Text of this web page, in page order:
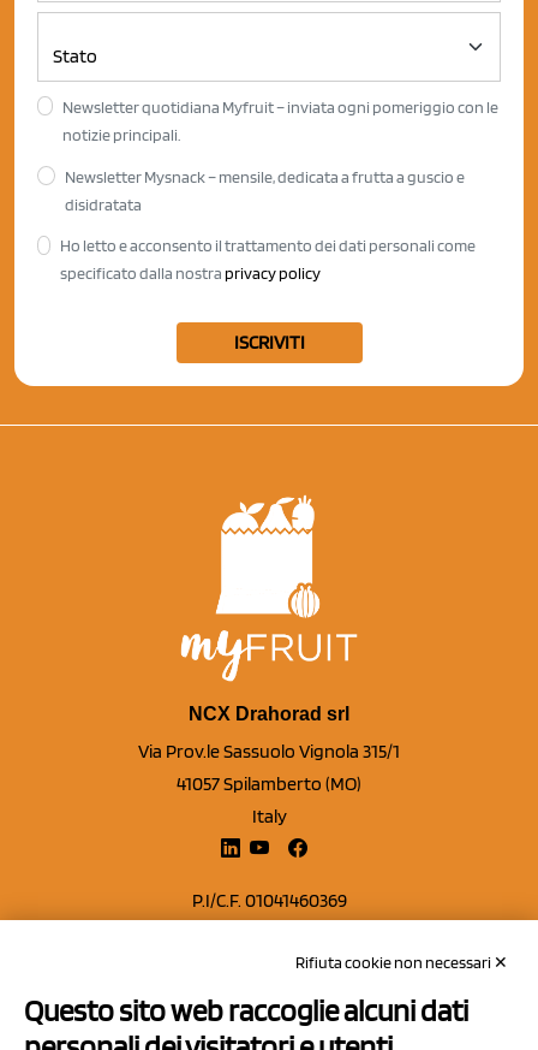
Newsletter quotidiana Myfruit – inviata ogni pomeriggio con le
notizie principali.
Newsletter Mysnack – mensile, dedicata a frutta a guscio e
disidratata
Ho letto e acconsento il trattamento dei dati personali come
specificato dalla nostra privacy policy
ISCRIVITI
NCX Drahorad srl
Via Prov.le Sassuolo Vignola 315/1
41057 Spilamberto (MO)
Italy
P.I/C.F. 01041460369
Capitale sociale Euro 50.000,00 i.v.
Contatti
Rifiuta cookie non necessari ✕
Questo sito web raccoglie alcuni dati